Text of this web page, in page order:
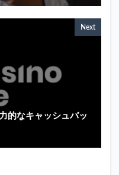
Next
的なキャッシュバッ